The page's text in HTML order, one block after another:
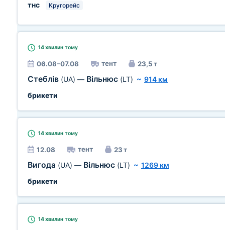
тнс
Кругорейс
14 хвилин тому
06.08–07.08 тент 23,5 т
Стеблів (UA) — Вільнюс (LT) ~ 914 км
брикети
14 хвилин тому
12.08 тент 23 т
Вигода (UA) — Вільнюс (LT) ~ 1269 км
брикети
14 хвилин тому